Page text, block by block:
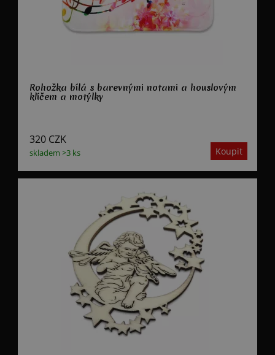
Rohožka bílá s barevnými notami a houslovým
klíčem a motýlky
skladem >3 ks
320 CZK